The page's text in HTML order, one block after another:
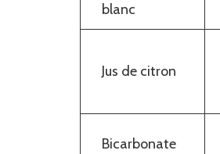
blanc
Jus de citron
Bicarbonate